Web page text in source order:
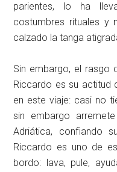
parientes, lo ha
costumbres rituales y
calzado la tanga
Sin embargo, el rasgo
Riccardo es su actitud
en este viaje: casi no
sin embargo
Adriática, confiando
Riccardo es uno de
bordo: lava, pule,